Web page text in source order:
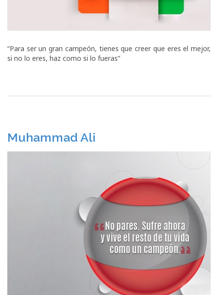
“Para ser un gran campeón, tienes que creer que eres el mejor,
si no lo eres, haz como si lo fueras”
Muhammad Ali